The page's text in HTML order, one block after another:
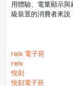
用體驗、電量顯示
級裝置的消費者來說
relx 電子菸
relx
悅刻
悅刻電子菸